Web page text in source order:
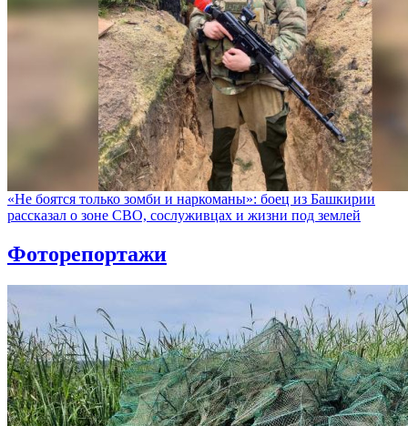
«Не боятся только зомби и наркоманы»: боец из Башкирии
рассказал о зоне СВО, сослуживцах и жизни под землей
Фоторепортажи